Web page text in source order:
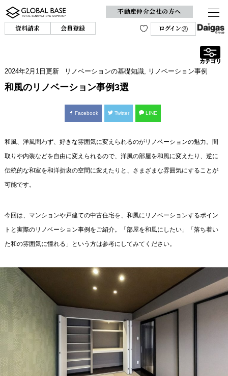
不動産仲介会社の方へ
資料請求
会員登録 ログイン
2024年2月1日更新 リノベーションの基礎知識, リノベーション事例
和風のリノベーション事例3選
Facebook Twitter LINE
和風、洋風問わず、好きな雰囲気に変えられるのがリノベーションの魅力。間
取りや内装などを自由に変えられるので、洋風の部屋を和風に変えたり、逆に
伝統的な和室を和洋折衷の空間に変えたりと、さまざまな雰囲気にすることが
可能です。
今回は、マンションや戸建ての中古住宅を、和風にリノベーションするポイン
トと実際のリノベーション事例をご紹介。「部屋を和風にしたい」「落ち着い
た和の雰囲気に憧れる」という方は参考にしてみてください。